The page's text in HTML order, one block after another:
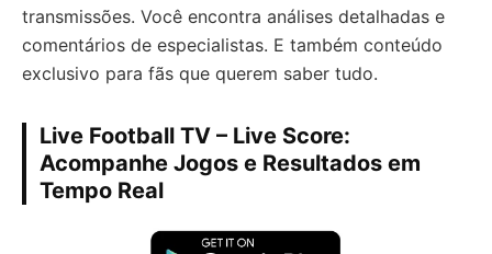
transmissões. Você encontra análises detalhadas e
comentários de especialistas. E também conteúdo
exclusivo para fãs que querem saber tudo.
Live Football TV – Live Score:
Acompanhe Jogos e Resultados em
Tempo Real